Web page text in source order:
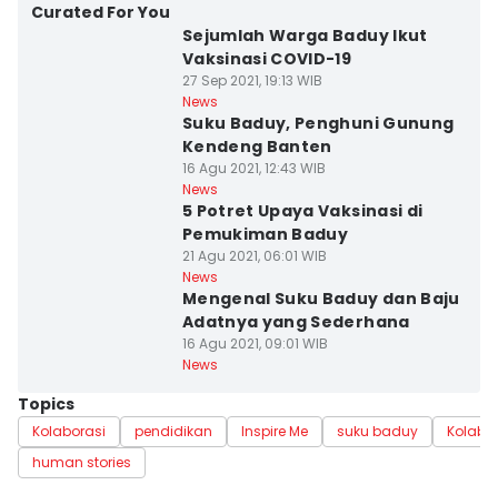
Curated For You
Sejumlah Warga Baduy Ikut
Vaksinasi COVID-19
27 Sep 2021, 19:13 WIB
News
Suku Baduy, Penghuni Gunung
Kendeng Banten
16 Agu 2021, 12:43 WIB
News
5 Potret Upaya Vaksinasi di
Pemukiman Baduy
21 Agu 2021, 06:01 WIB
News
Mengenal Suku Baduy dan Baju
Adatnya yang Sederhana
16 Agu 2021, 09:01 WIB
News
Topics
Kolaborasi pendidikan Inspire Me suku baduy
human stories